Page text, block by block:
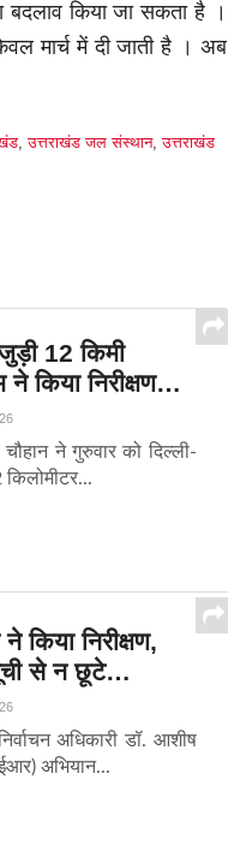
किया जा सकता है ।
मार्च में दी जाती है । अब
,उत्तराखंड जल संस्थान,उत्तराखंड
12 किमी
ने किया निरीक्षण…
ने गुरुवार को दिल्ली-
किया निरीक्षण,
से न छूटे…
अधिकारी डॉ. आशीष
अभियान...